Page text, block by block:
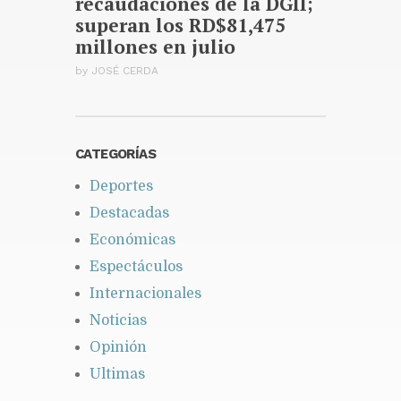
superan los RD$81,475
millones en julio
by JOSÉ CERDA
CATEGORÍAS
Deportes
Destacadas
Económicas
Espectáculos
Internacionales
Noticias
Opinión
Ultimas